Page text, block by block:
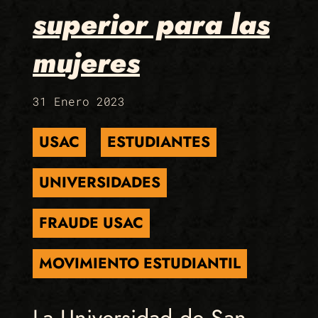
superior para las
mujeres
31 Enero 2023
USAC
ESTUDIANTES
UNIVERSIDADES
FRAUDE USAC
MOVIMIENTO ESTUDIANTIL